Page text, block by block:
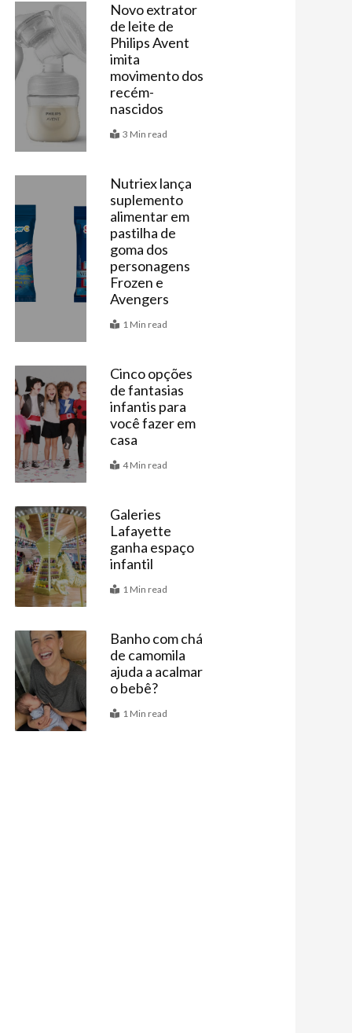
Vitrine
Novo extrator
de leite de
Philips Avent
imita
movimento dos
recém-
nascidos
3 Min read
Nutriex lança
suplemento
alimentar em
pastilha de
goma dos
personagens
Frozen e
Avengers
1 Min read
Últimas
Cinco opções
de fantasias
infantis para
você fazer em
casa
4 Min read
Últimas
Galeries
Lafayette
ganha espaço
infantil
1 Min read
Bebê
Banho com chá
de camomila
ajuda a acalmar
o bebê?
1 Min read